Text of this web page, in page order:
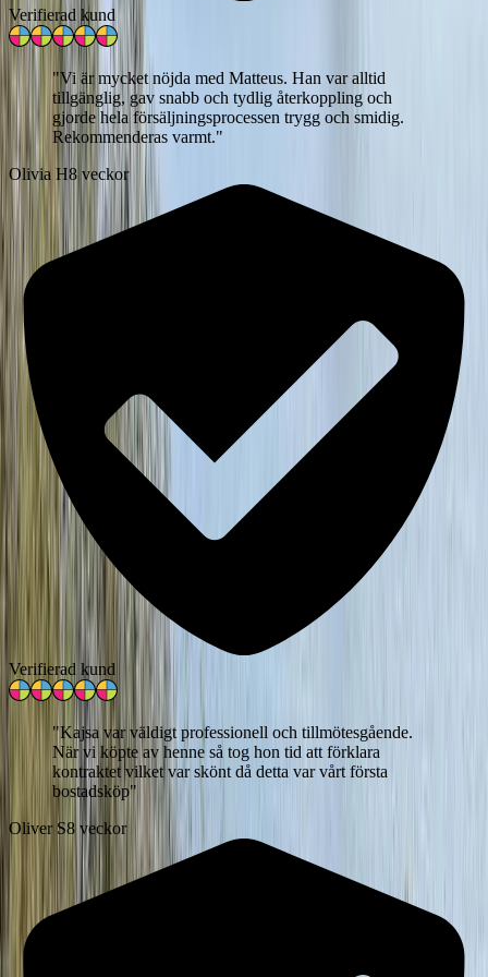
Verifierad kund
"Vi är mycket nöjda med Matteus. Han var alltid
tillgänglig, gav snabb och tydlig återkoppling och
gjorde hela försäljningsprocessen trygg och smidig.
Rekommenderas varmt."
Olivia H8 veckor
Verifierad kund
"Kajsa var väldigt professionell och tillmötesgående.
När vi köpte av henne så tog hon tid att förklara
kontraktet vilket var skönt då detta var vårt första
bostadsköp"
Oliver S8 veckor